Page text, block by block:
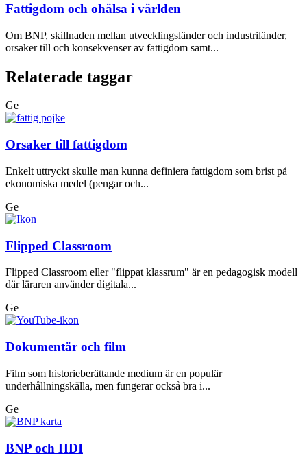
Fattigdom och ohälsa i världen
Om BNP, skillnaden mellan utvecklingsländer och industriländer,
orsaker till och konsekvenser av fattigdom samt...
Relaterade taggar
Ge
Orsaker till fattigdom
Enkelt uttryckt skulle man kunna definiera fattigdom som brist på
ekonomiska medel (pengar och...
Ge
Flipped Classroom
Flipped Classroom eller "flippat klassrum" är en pedagogisk modell
där läraren använder digitala...
Ge
Dokumentär och film
Film som historieberättande medium är en populär
underhållningskälla, men fungerar också bra i...
Ge
BNP och HDI